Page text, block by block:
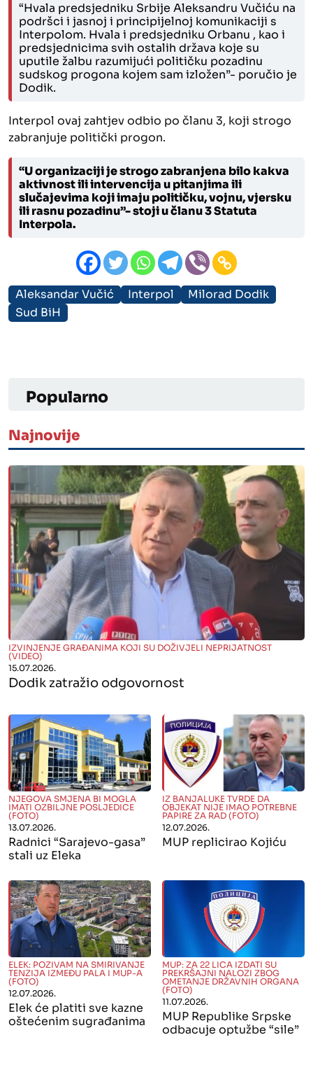
“Hvala predsjedniku Srbije Aleksandru Vučiću na
podršci i jasnoj i principijelnoj komunikaciji s
Interpolom. Hvala i predsjedniku Orbanu , kao i
predsjednicima svih ostalih država koje su
uputile žalbu razumijući političku pozadinu
sudskog progona kojem sam izložen”- poručio je
Dodik.
Interpol ovaj zahtjev odbio po članu 3, koji strogo
zabranjuje politički progon.
“U organizaciji je strogo zabranjena bilo kakva
aktivnost ili intervencija u pitanjima ili
slučajevima koji imaju političku, vojnu, vjersku
ili rasnu pozadinu”- stoji u članu 3 Statuta
Interpola.
Aleksandar Vučić Interpol
Milorad Dodik
Sud BiH
Popularno
Najnovije
" alt="">
IZVINJENJE GRAĐANIMA KOJI SU DOŽIVJELI NEPRIJATNOST
(VIDEO)
15.07.2026.
Dodik zatražio odgovornost
" alt="">
NJEGOVA SMJENA BI MOGLA
IMATI OZBILJNE POSLJEDICE
(FOTO)
13.07.2026.
Radnici “Sarajevo-gasa”
stali uz Eleka
" alt="">
IZ BANJALUKE TVRDE DA
OBJEKAT NIJE IMAO POTREBNE
PAPIRE ZA RAD (FOTO)
12.07.2026.
MUP replicirao Kojiću
" alt="">
ELEK: POZIVAM NA SMIRIVANJE
TENZIJA IZMEĐU PALA I MUP-A
(FOTO)
12.07.2026.
Elek će platiti sve kazne
oštećenim sugrađanima
" alt="">
MUP: ZA 22 LICA IZDATI SU
PREKRŠAJNI NALOZI ZBOG
OMETANJE DRŽAVNIH ORGANA
(FOTO)
11.07.2026.
MUP Republike Srpske
odbacuje optužbe “sile”